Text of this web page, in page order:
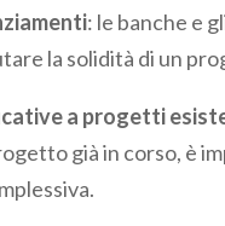
: le banche e
la solidità di un
a progetti
già in corso, è